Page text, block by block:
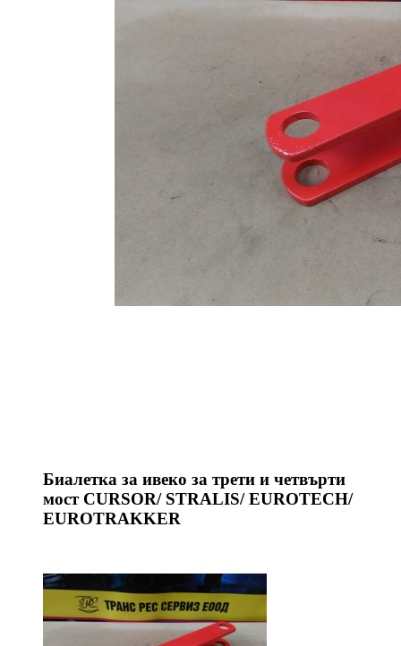
Биалетка за ивеко за трети и четвърти
мост CURSOR/ STRALIS/ EUROTECH/
EUROTRAKKER